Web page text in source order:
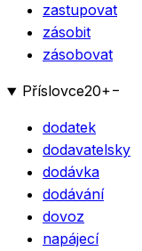
zastupovat
zásobit
zásobovat
Příslovce20+−
dodatek
dodavatelsky
dodávka
dodávání
dovoz
napájecí